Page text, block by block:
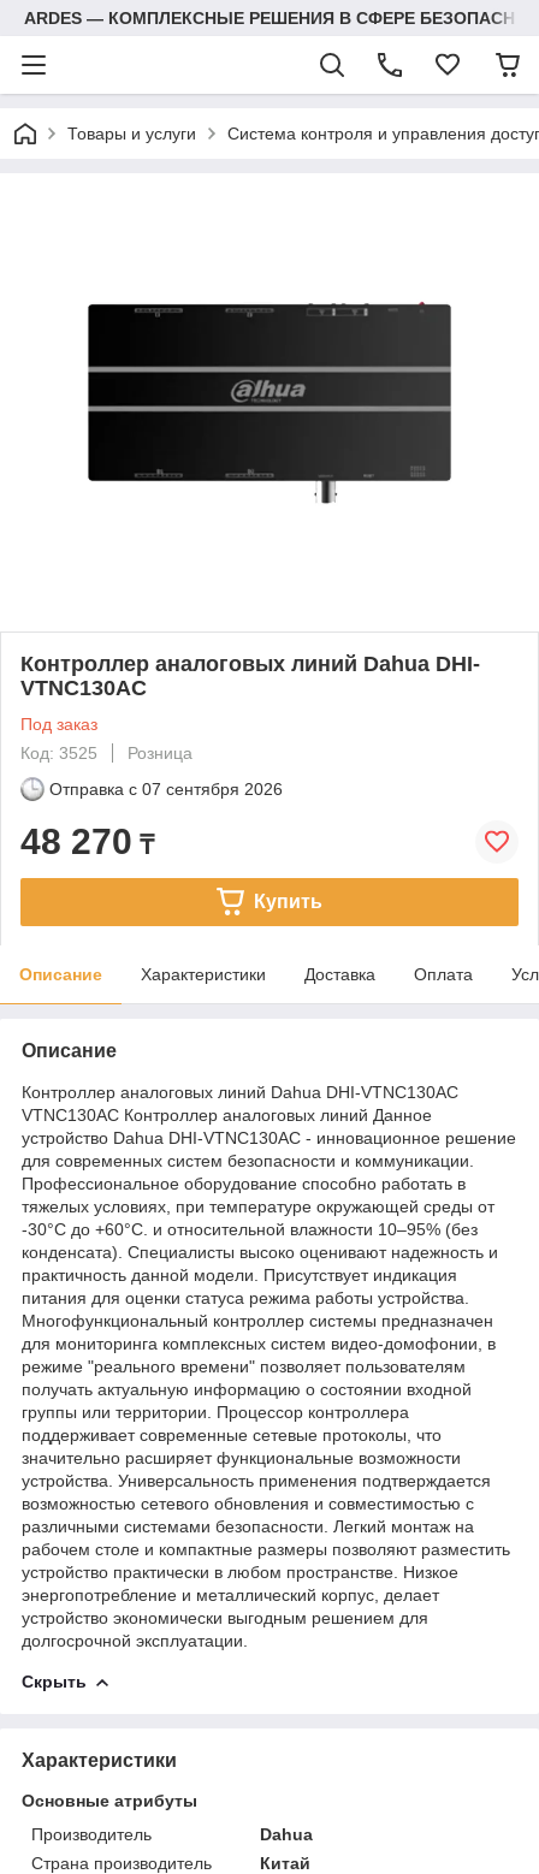
ARDES — КОМПЛЕКСНЫЕ РЕШЕНИЯ В СФЕРЕ
Товары и услуги Система контроля и управления
Контроллер аналоговых линий Dahua DHI-
VTNC130AC
Под заказ
Код: 3525
Розница
Отправка с 07 сентября 2026
48 270 ₸
Купить
Описание Характеристики Доставка Оплата
Описание
Контроллер аналоговых линий Dahua DHI-VTNC130AC
VTNC130AC Контроллер аналоговых линий Данное
устройство Dahua DHI-VTNC130AC - инновационное решение
для современных систем безопасности и коммуникации.
Профессиональное оборудование способно работать в
тяжелых условиях, при температуре окружающей среды от
-30°C до +60°C. и относительной влажности 10–95% (без
конденсата). Специалисты высоко оценивают надежность и
практичность данной модели. Присутствует индикация
питания для оценки статуса режима работы устройства.
Многофункциональный контроллер системы предназначен
для мониторинга комплексных систем видео-домофонии, в
режиме "реального времени" позволяет пользователям
получать актуальную информацию о состоянии входной
группы или территории. Процессор контроллера
поддерживает современные сетевые протоколы, что
значительно расширяет функциональные возможности
устройства. Универсальность применения подтверждается
возможностью сетевого обновления и совместимостью с
различными системами безопасности. Легкий монтаж на
рабочем столе и компактные размеры позволяют разместить
устройство практически в любом пространстве. Низкое
энергопотребление и металлический корпус, делает
устройство экономически выгодным решением для
долгосрочной эксплуатации.
Скрыть
Характеристики
Основные атрибуты
Производитель
Dahua
Страна производитель
Китай